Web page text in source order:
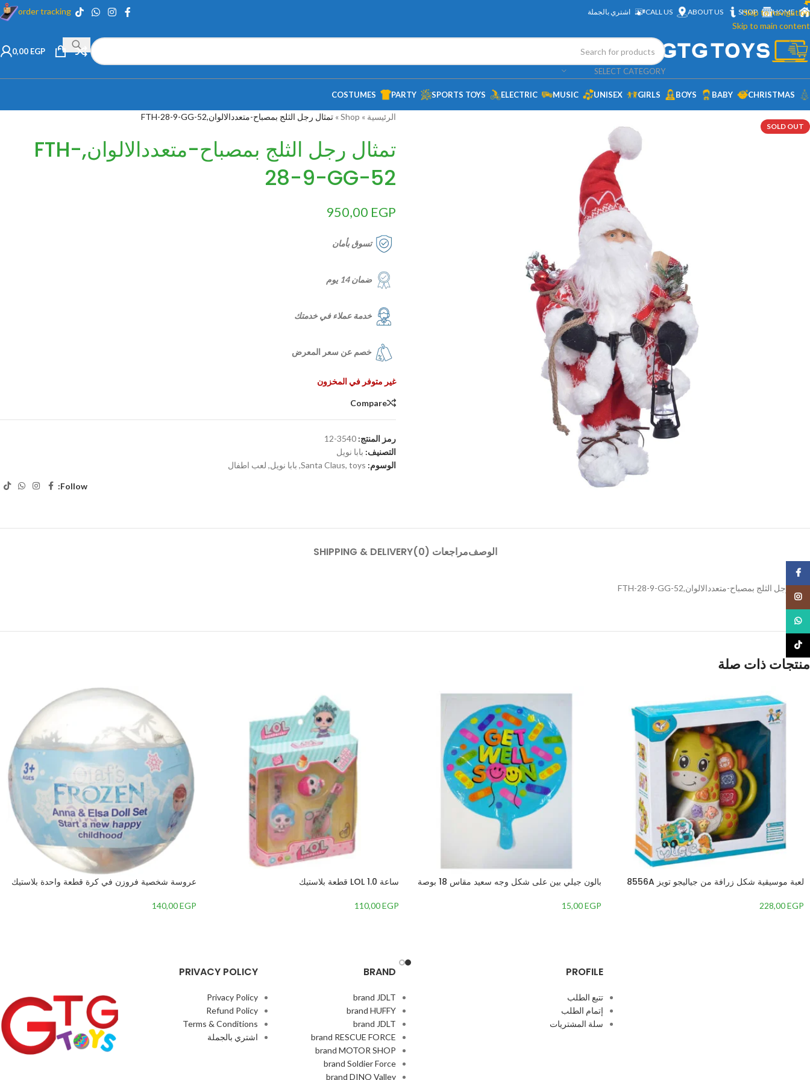
Skip to navigation
Skip to main content
HOME
SHOP
ABOUT US
CALL US اشتري بالجملة order tracking
SELECT CATEGORY
0,00 EGP
CHRISTMAS
BABY
BOYS
GIRLS
UNISEX
MUSIC
ELECTRIC
SPORTS TOYS
PARTY
COSTUMES
SOLD OUT
الرئيسية »
Shop
» تمثال رجل الثلج بمصباح-متعددالالوان,FTH-28-9-GG-52
تمثال رجل الثلج بمصباح-متعددالالوان,FTH-
28-9-GG-52
950,00 EGP
تسوق بأمان
ضمان 14 يوم
خدمة عملاء في خدمتك
خصم عن سعر المعرض
غير متوفر في المخزون
Compare
رمز المنتج: 3540-12
التصنيف: بابا نويل
الوسوم:
Santa Claus, toys
, بابا نويل, لعب اطفال
Follow:
الوصفمراجعات (0) SHIPPING & DELIVERY
تمثال رجل الثلج بمصباح-متعددالالوان,FTH-28-9-GG-52
منتجات ذات صلة
لعبة موسيقية شكل زرافة من جياليجو تويز 8556A
228,00EGP
بالون جيلي بين على شكل وجه سعيد مقاس 18 بوصة
15,00EGP
ساعة LOL 1.0 قطعة بلاستيك
110,00EGP
عروسة شخصية فروزن في كرة قطعة واحدة بلاستيك
140,00EGP
PROFILE
تتبع الطلب
إتمام الطلب
سلة المشتريات
BRAND
brand JDLT
brand HUFFY
brand JDLT
brand RESCUE FORCE
brand MOTOR SHOP
brand Soldier Force
brand DINO Valley
PRIVACY POLICY
Privacy Policy
Refund Policy
Terms & Conditions
اشتري بالجملة
Instagram